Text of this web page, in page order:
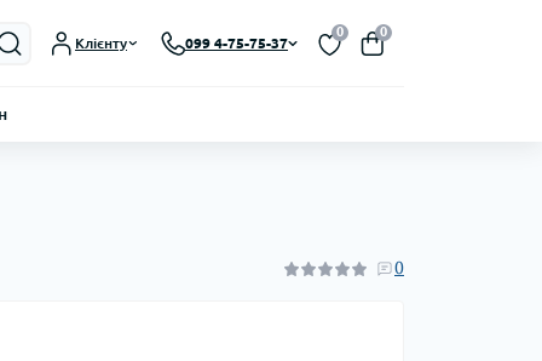
Клієнту 099 4-75-75-37
0 0
0